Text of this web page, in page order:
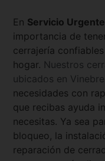
En Servicio
importancia de
cerrajería
hogar. Nuestros
ubicados en Vinebre
necesidades con
que recibas ayuda
necesitas. Ya sea
bloqueo, la
reparación de